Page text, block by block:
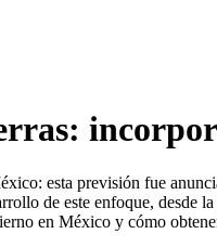
esta previsión fue
de este enfoque, desde
en México y cómo